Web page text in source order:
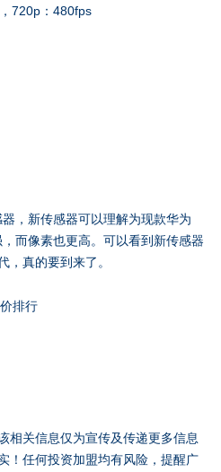
720p：480fps
，新传感器可以理解为现款华为
而像素也更高。可以看到新传感器
真的要到来了。
排行
相关信息仅为宣传及传递更多信息
！任何投资加盟均有风险，提醒广